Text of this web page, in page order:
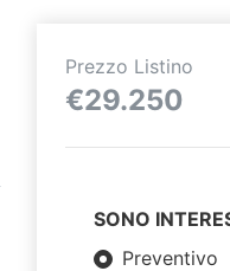
Prezzo Listino
€29.250
SONO
Preventivo